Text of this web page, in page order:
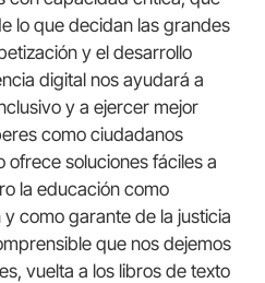
lo que decidan las grandes
y el desarrollo
digital nos ayudará a
y a ejercer mejor
como ciudadanos
ofrece soluciones fáciles a
la educación como
como garante de la justicia
que nos dejemos
vuelta a los libros de texto